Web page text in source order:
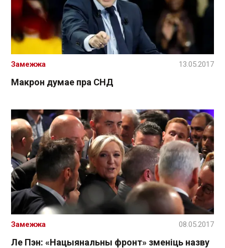
Макрон думае пра СНД
Замежжа 13.05.2017
Ле Пэн: «Нацыянальны фронт» зменіць назву
Замежжа 08.05.2017